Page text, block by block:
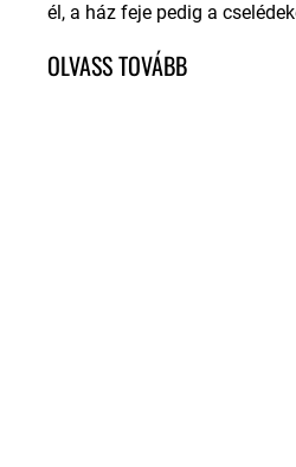
él, a ház feje pedig a